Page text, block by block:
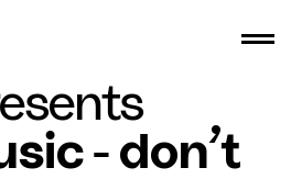
- don’t